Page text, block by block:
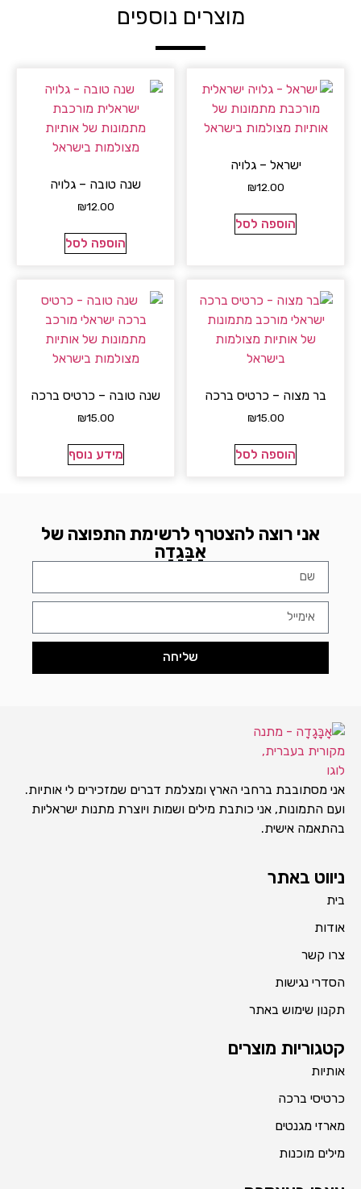
מוצרים נוספים
ישראל – גלויה
₪12.00
הוספה לסל
שנה טובה – גלויה
₪12.00
הוספה לסל
בר מצוה – כרטיס ברכה
₪15.00
הוספה לסל
שנה טובה – כרטיס ברכה
₪15.00
מידע נוסף
אני רוצה להצטרף לרשימת התפוצה של
אָבָּגָדָה
שליחה
אני מסתובבת ברחבי הארץ ומצלמת דברים שמזכירים לי אותיות.
ועם התמונות, אני כותבת מילים ושמות ויוצרת מתנות ישראליות
בהתאמה אישית.
ניווט באתר
בית
אודות
צרו קשר
הסדרי נגישות
תקנון שימוש באתר
קטגוריות מוצרים
אותיות
כרטיסי ברכה
מארזי מגנטים
מילים מוכנות